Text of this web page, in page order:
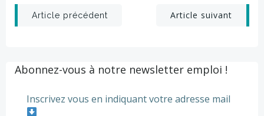
Post
Article précédent
PostArticle suivant
Abonnez-vous à notre newsletter emploi !
Inscrivez vous en indiquant votre adresse mail